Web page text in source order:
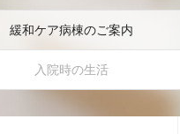
緩和ケア病棟のご案内
入院時の生活